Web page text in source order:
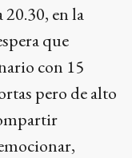
20.30, en la
que
con 15
pero de alto